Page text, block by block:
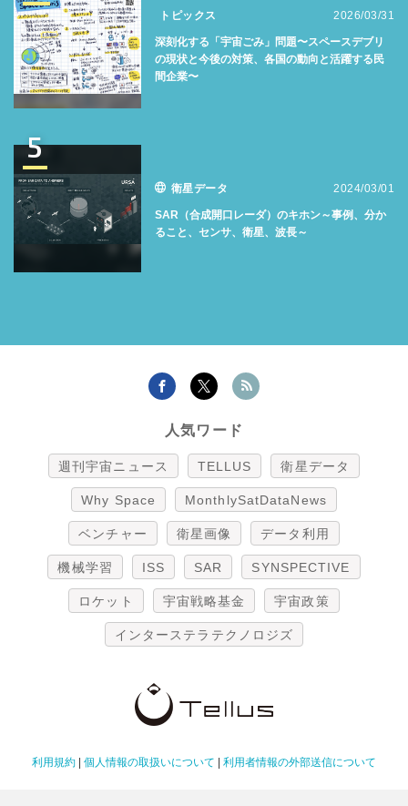
トピックス 2026/03/31
深刻化する「宇宙ごみ」問題〜スペースデブリ
の現状と今後の対策、各国の動向と活躍する民
間企業〜
5
衛星データ 2024/03/01
SAR（合成開口レーダ）のキホン～事例、分か
ること、センサ、衛星、波長～
人気ワード
週刊宇宙ニュース TELLUS 衛星データ
Why Space MonthlySatDataNews
ベンチャー 衛星画像 データ利用
機械学習 ISS SAR SYNSPECTIVE
ロケット 宇宙戦略基金 宇宙政策
インターステラテクノロジズ
利用規約 個人情報の取扱いについて 利用者情報の外部送信について